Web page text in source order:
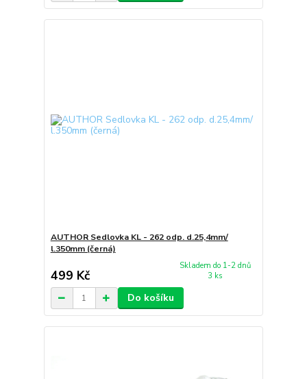
AUTHOR Sedlovka KL - 262 odp. d.25,4mm/
l.350mm (černá)
499 Kč
Skladem do 1-2 dnů
3 ks
Do košíku